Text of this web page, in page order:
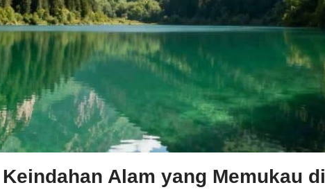
Alam yang Memukau di